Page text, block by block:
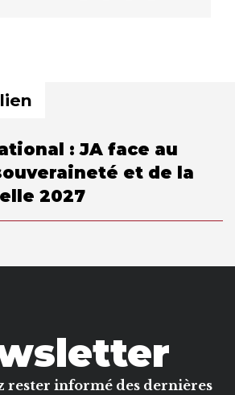
: JA face au
et de la
2027
rester informé des dernières